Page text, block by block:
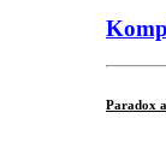
Paradox